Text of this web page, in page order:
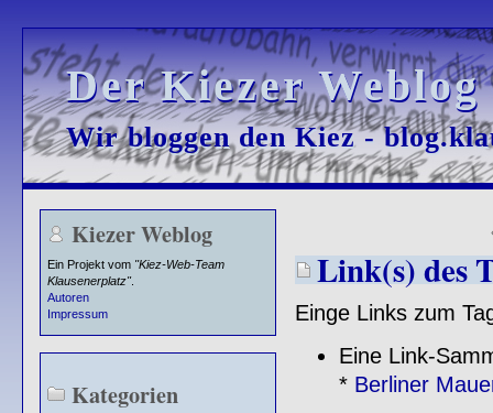
Der Kiezer
Der Kiezer
Wir bloggen den Kiez -
Wir bloggen den Kiez -
Kiezer Weblog
Ein Projekt vom "Kiez-Web-Team
Klausenerplatz".
Autoren
Impressum
Kategorien
Link(s) des
Einge Links zum
Eine Link-
* Berliner